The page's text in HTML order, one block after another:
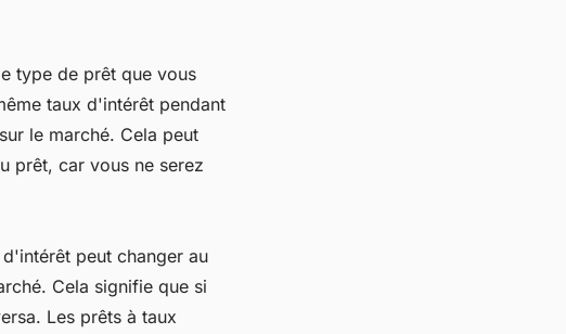
type de prêt que vous
taux d'intérêt pendant
le marché. Cela peut
prêt, car vous ne serez
peut changer au
Cela signifie que si
Les prêts à taux